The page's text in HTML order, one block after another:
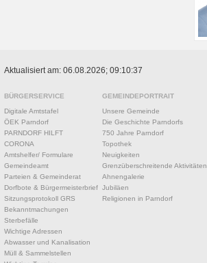
Aktualisiert am: 06.08.2026; 09:10:37
BÜRGERSERVICE
Digitale Amtstafel
ÖEK Parndorf
PARNDORF HILFT
CORONA
Amtshelfer/ Formulare
Gemeindeamt
Parteien & Gemeinderat
Dorfbote & Bürgermeisterbrief
Sitzungsprotokoll GRS
Bekanntmachungen
Sterbefälle
Wichtige Adressen
Abwasser und Kanalisation
Müll & Sammelstellen
GEMEINDEPORTRAIT
Unsere Gemeinde
Die Geschichte Parndorfs
750 Jahre Parndorf
Topothek
Neuigkeiten
Grenzüberschreitende Aktivitäten
Ahnengalerie
Jubiläen
Religionen in Parndorf